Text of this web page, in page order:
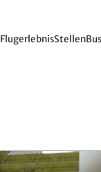
FlugerlebnisStellen